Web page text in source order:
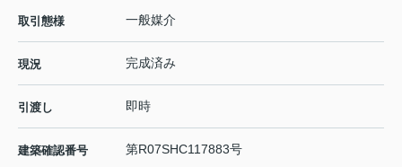
取引態様 一般媒介
現況 完成済み
引渡し 即時
建築確認番号 第R07SHC117883号